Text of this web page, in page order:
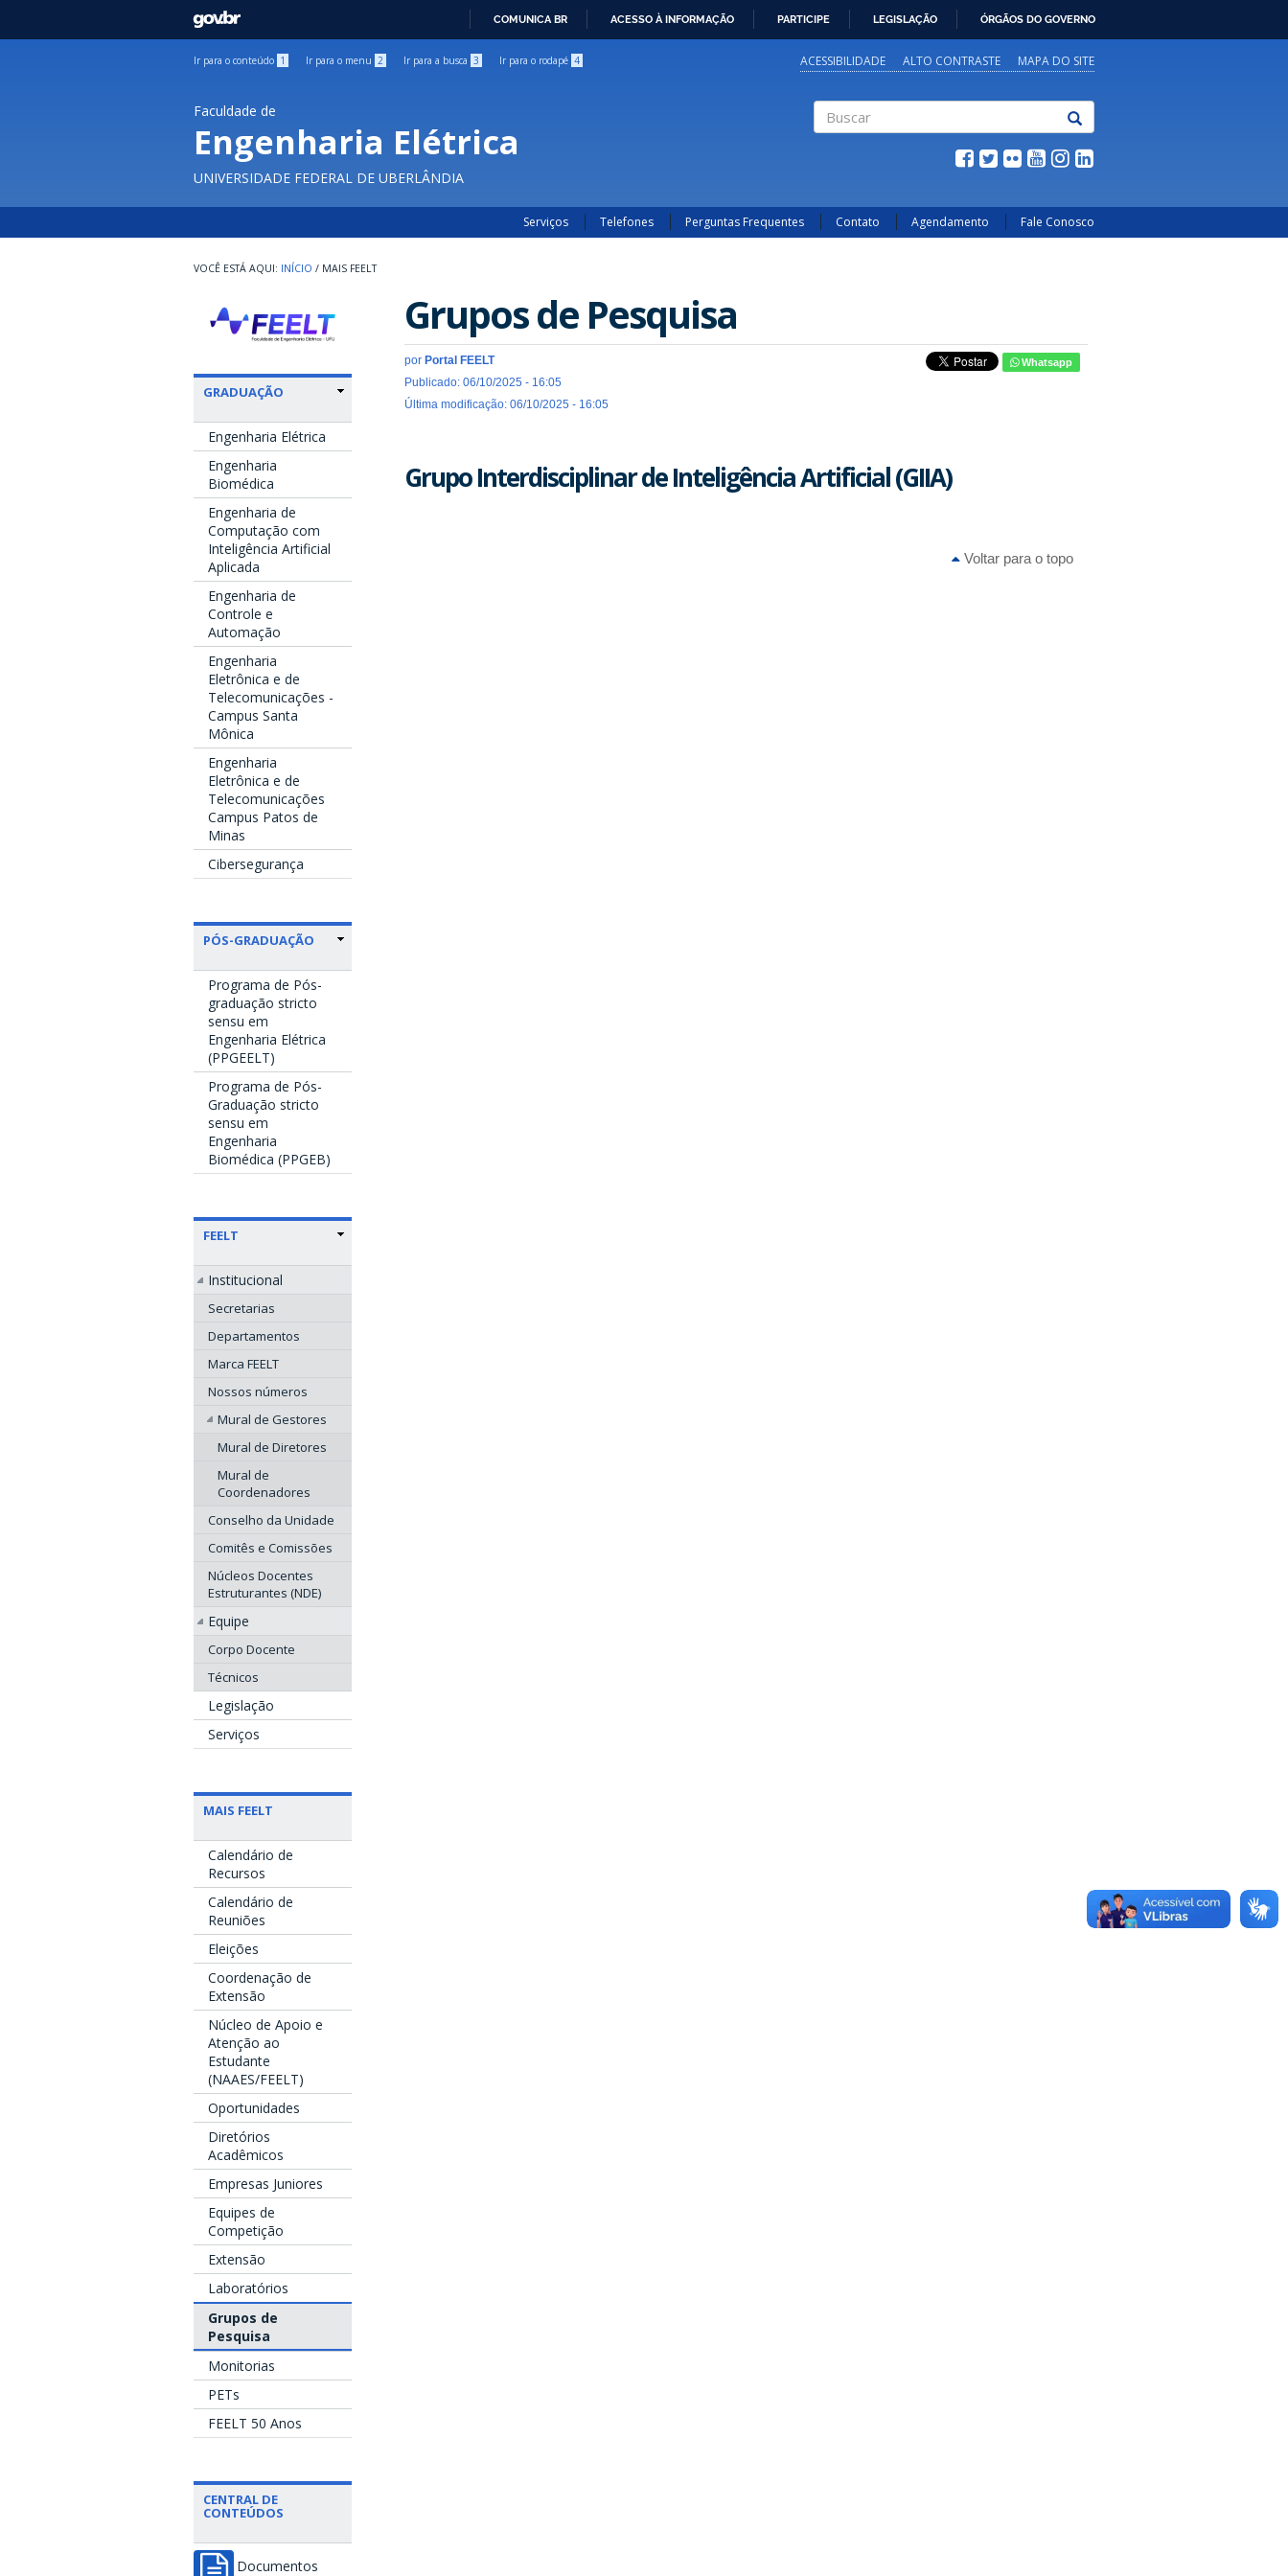
GOVBR
COMUNICA BR ACESSO À INFORMAÇÃO PARTICIPE LEGISLAÇÃO ÓRGÃOS DO GOVERNO
Ir para o conteúdo 1 Ir para o menu 2 Ir para a busca 3 Ir para o rodapé 4 ACESSIBILIDADE ALTO CONTRASTE MAPA DO SITE
Faculdade de
Engenharia Elétrica
UNIVERSIDADE FEDERAL DE UBERLÂNDIA
Serviços Telefones Perguntas Frequentes Contato Agendamento Fale Conosco
INÍCIO / MAIS FEELT
GRADUAÇÃO
Engenharia Elétrica
Engenharia
Biomédica
Engenharia de
Computação com
Inteligência Artificial
Aplicada
Engenharia de
Controle e
Automação
Engenharia
Eletrônica e de
Telecomunicações -
Campus Santa
Mônica
Engenharia
Eletrônica e de
Telecomunicações
Campus Patos de
Minas
Cibersegurança
PÓS-GRADUAÇÃO
Programa de Pós-
graduação stricto
sensu em
Engenharia Elétrica
(PPGEELT)
Programa de Pós-
Graduação stricto
sensu em
Engenharia
Biomédica (PPGEB)
FEELT
Institucional
Secretarias
Departamentos
Marca FEELT
Nossos números
Mural de Gestores
Mural de Diretores
Mural de
Coordenadores
Conselho da Unidade
Comitês e Comissões
Núcleos Docentes
Estruturantes (NDE)
Equipe
Corpo Docente
Técnicos
Legislação
Serviços
MAIS FEELT
Calendário de
Recursos
Calendário de
Reuniões
Eleições
Coordenação de
Extensão
Núcleo de Apoio e
Atenção ao
Estudante
(NAAES/FEELT)
Oportunidades
Diretórios
Acadêmicos
Empresas Juniores
Equipes de
Competição
Extensão
Laboratórios
Grupos de
Pesquisa
Monitorias
PETs
FEELT 50 Anos
CENTRAL DE
CONTEÚDOS
Documentos
Grupos de Pesquisa
por Portal FEELT
Publicado: 06/10/2025 - 16:05
Última modificação: 06/10/2025 - 16:05
Whatsapp
Grupo Interdisciplinar de Inteligência Artificial (GIIA)
Voltar para o topo